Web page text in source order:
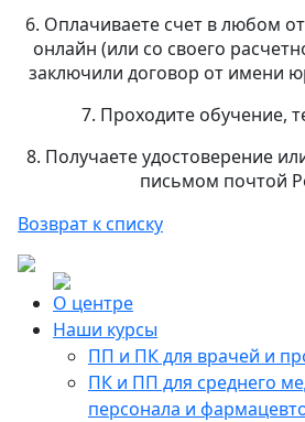
6. Оплачиваете счет в любом
онлайн (или со своего
заключили договор от имени
7. Проходите обучение,
8. Получаете удостоверение
письмом почтой
Возврат к списку
О центре
Наши курсы
ПП и ПК для врачей и
ПК и ПП для среднего
персонала и